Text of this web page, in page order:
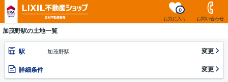
お気に入り
0
お問い合わせ
加茂野駅の土地一覧
駅 加茂野駅 変更
詳細条件 変更